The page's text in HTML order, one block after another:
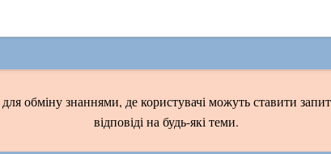
обміну знаннями, де користувачі можуть ставити
відповіді на будь-які теми.